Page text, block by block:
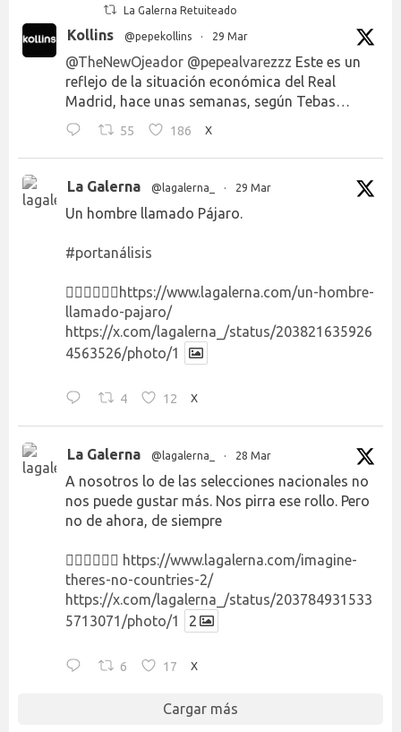
La Galerna Retuiteado
Kollins @pepekollins · 29 Mar
@TheNewOjeador @pepealvarezzz Este es un
reflejo de la situación económica del Real
Madrid, hace unas semanas, según Tebas…
55 186 X
La Galerna @lagalerna_ · 29 Mar
Un hombre llamado Pájaro.
#portanálisis
👉🏻👉🏻👉🏻 https://www.lagalerna.com/un-hombre-
llamado-pajaro/
https://x.com/lagalerna_/status/203821635926
4563526/photo/1
4 12 X
La Galerna @lagalerna_ · 28 Mar
A nosotros lo de las selecciones nacionales no
nos puede gustar más. Nos pirra ese rollo. Pero
no de ahora, de siempre
👉🏻👉🏻👉🏻 https://www.lagalerna.com/imagine-
theres-no-countries-2/
https://x.com/lagalerna_/status/203784931533
5713071/photo/1
2
6 17 X
Cargar más